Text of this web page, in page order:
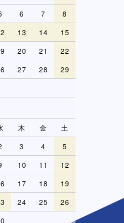
6 7
8
13 14
15
20 21
22
27 28
29
木 金
土
3 4
5
10 11
12
17 18
19
24 25
26